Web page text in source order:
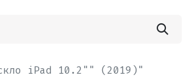
iPad 10.2"" (2019)"